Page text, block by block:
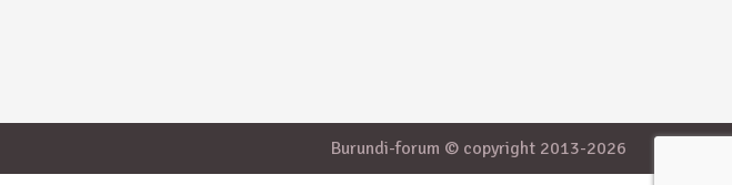
Burundi-forum © copyright 2013-2026